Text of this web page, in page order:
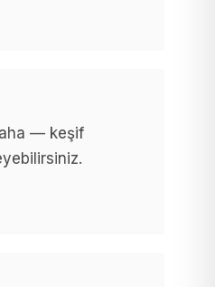
— keşif